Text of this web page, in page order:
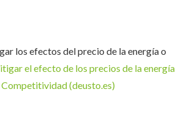
los efectos del precio de la energía o
el efecto de los precios de la energía
(deusto.es)